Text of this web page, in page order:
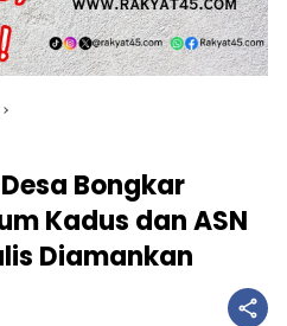
Bongkar
Kadus dan ASN
Diamankan